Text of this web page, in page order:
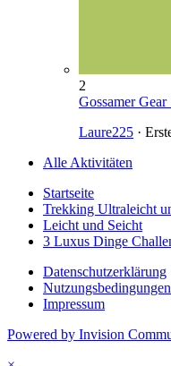
2
Gossamer
Laure225 ·
Alle Aktivitäten
Startseite
Trekking Ultraleicht
Leicht und Seicht
3 Luxus Dinge
Datenschutzerklärung
Nutzungsbedingungen
Impressum
Powered by Invision